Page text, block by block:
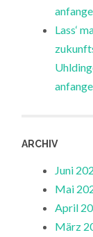
Lass‘
ARCHIV
Juni
Mai
April
März